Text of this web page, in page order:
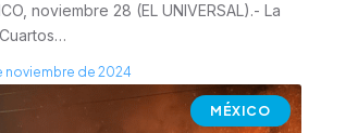
noviembre 28 (EL UNIVERSAL).- La
noviembre de 2024
MÉXICO